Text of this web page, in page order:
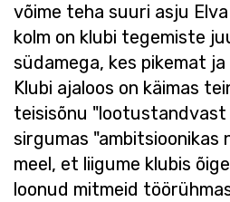
võime teha suuri asju Elva
kolm on klubi tegemiste
südamega, kes pikemat
Klubi ajaloos on käimas
teisisõnu "lootustandvast
sirgumas "ambitsioonikas
meel, et liigume klubis
loonud mitmeid